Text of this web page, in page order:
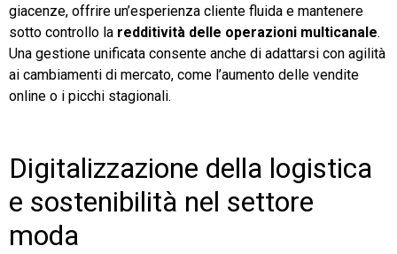
giacenze, offrire un’esperienza cliente fluida e mantenere
sotto controllo la redditività delle operazioni multicanale.
Una gestione unificata consente anche di adattarsi con agilità
ai cambiamenti di mercato, come l’aumento delle vendite
online o i picchi stagionali.
Digitalizzazione della logistica
e sostenibilità nel settore
moda